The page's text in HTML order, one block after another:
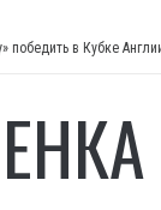
победить в Кубке